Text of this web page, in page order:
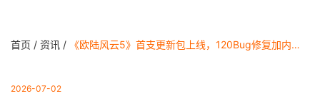
首页 / 资讯 / 《欧陆风云5》首支更新包上线，120Bug修复加内容调整 - 爱游戏app体育
2026-07-02